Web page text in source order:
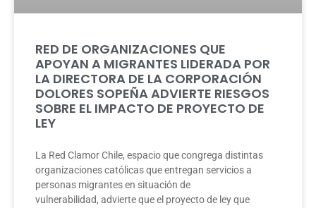
RED DE ORGANIZACIONES QUE
APOYAN A MIGRANTES LIDERADA POR
LA DIRECTORA DE LA CORPORACIÓN
DOLORES SOPEÑA ADVIERTE RIESGOS
SOBRE EL IMPACTO DE PROYECTO DE
LEY
La Red Clamor Chile, espacio que congrega distintas
organizaciones católicas que entregan servicios a
personas migrantes en situación de
vulnerabilidad, advierte que el proyecto de ley que